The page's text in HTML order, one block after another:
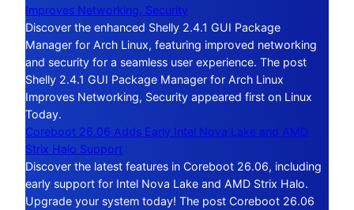
Improves Networking, Security
Discover the enhanced Shelly 2.4.1 GUI Package
Manager for Arch Linux, featuring improved networking
and security for a seamless user experience. The post
Shelly 2.4.1 GUI Package Manager for Arch Linux
Improves Networking, Security appeared first on Linux
Today.
Coreboot 26.06 Adds Early Intel Nova Lake and AMD
Strix Halo Support
Discover the latest features in Coreboot 26.06, including
early support for Intel Nova Lake and AMD Strix Halo.
Upgrade your system today! The post Coreboot 26.06